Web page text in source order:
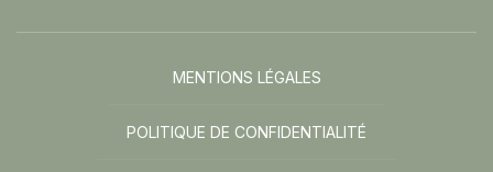
MENTIONS LÉGALES
POLITIQUE DE CONFIDENTIALITÉ